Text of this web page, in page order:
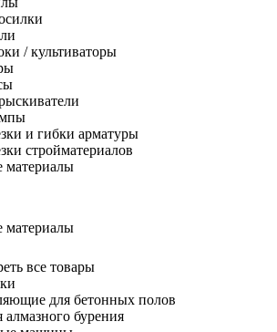
/ культиваторы
и гибки арматуры
стройматериалов
материалы
материалы
все товары
для бетонных полов
алмазного бурения